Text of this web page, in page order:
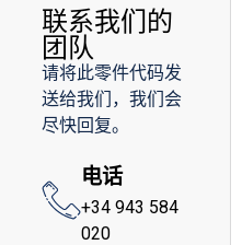
联系我们的
团队
请将此零件代码发
送给我们，我们会
尽快回复。
电话
+34 943 584
020